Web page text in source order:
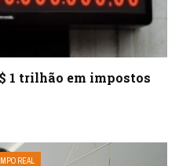
1 trilhão em impostos
REAL